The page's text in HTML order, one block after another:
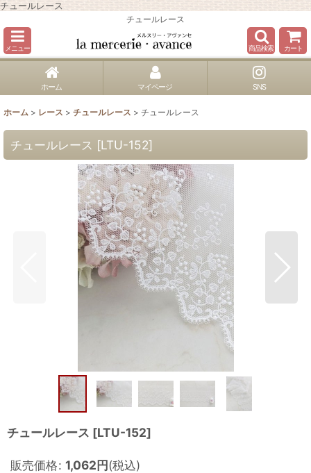
チュールレース
チュールレース
メニュー 商品検索 カート
ホーム マイページ SNS
ホーム > レース > チュールレース > チュールレース
チュールレース [LTU-152]
チュールレース [LTU-152]
販売価格: 1,062円(税込)